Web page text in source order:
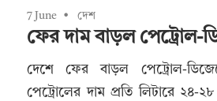
7 June দেশ
ফের দাম বাড়ল পেট্রোল-
দেশে ফের বাড়ল পেট্রোল-
পেট্রোলের দাম প্রতি লিটারে ২৪-